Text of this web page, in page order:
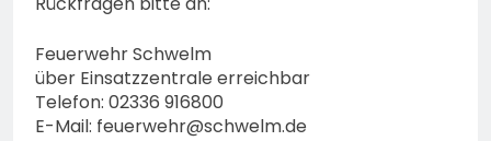
Feuerwehr Schwelm
über Einsatzzentrale erreichbar
Telefon: 02336 916800
E-Mail: feuerwehr@schwelm.de